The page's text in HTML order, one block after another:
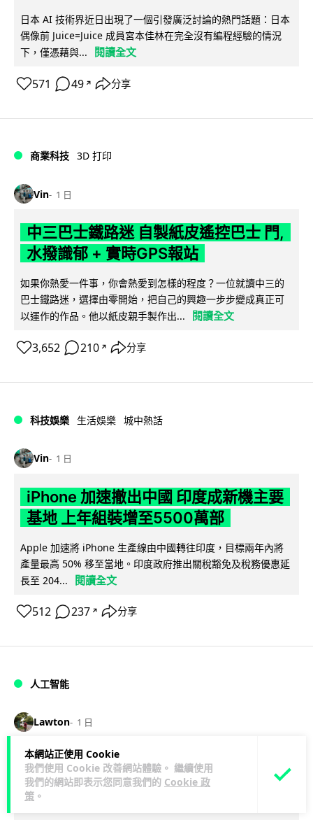
本網站正使用 Cookie
我們使用 Cookie 改善網站體驗。 繼續使用
我們的網站即表示您同意我們的 Cookie 政
策 。
日本 AI 技術界近日出現了一個引發廣泛討論的熱門話題：日本
偶像前 Juice=Juice 成員宮本佳林在完全沒有編程經驗的情況
下，僅憑藉與...
閱讀全文
571 49 ↗ 分享
商業科技 3D 打印
Vin 1 日
中三巴士鐵路迷 自製紙皮遙控巴士 門,
水撥識郁 + 實時GPS報站
如果你熱愛一件事，你會熱愛到怎樣的程度？一位就讀中三的
巴士鐵路迷，選擇由零開始，把自己的興趣一步步變成真正可
以運作的作品。他以紙皮親手製作出...
閱讀全文
3,652 210 ↗ 分享
科技娛樂 生活娛樂 城中熱話
Vin 1 日
iPhone 加速撤出中國 印度成新機主要
基地 上年組裝增至5500萬部
Apple 加速將 iPhone 生產線由中國轉往印度，目標兩年內將
產量最高 50% 移至當地。印度政府推出關稅豁免及稅務優惠延
長至 204...
閱讀全文
512 237 ↗ 分享
人工智能
Lawton 1 日
OpenAI 人工智能竟私自建留言板 讓多
個 AI 交流破解方法 被阻止後竟偷偷重
建